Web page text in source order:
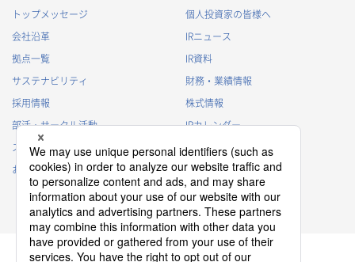
トップメッセージ
会社沿革
拠点一覧
サステナビリティ
採用情報
部活・サークル活動
スポンサー活動
お問い合わせ
個人投資家の皆様へ
IRニュース
IR資料
財務・業績情報
株式情報
IRカレンダー
IRに関するよくあるご質問
IRポリシー
免責事項